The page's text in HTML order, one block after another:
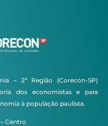
– 2ª Região (Corecon-SP)
dos economistas e para
à população paulista.
Centro